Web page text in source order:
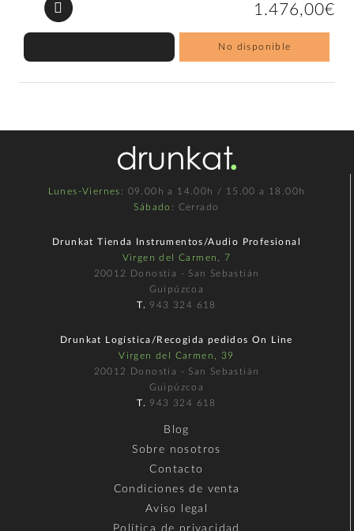
1.476,00€
No disponible
Lunes-Viernes : 09.00h a 14.00h / 15.00 a 18.00h
Sábado : Cerrado
Drunkat Tienda Instrumentos/Audio Profesional
Virgen del Carmen, 7
20012 Donostia - San Sebastián
Guipúzcoa
T. 943 324 618
Drunkat Logística/Recogida pedidos On Line
Virgen del Carmen, 39
20012 Donostia - San Sebastián
Guipúzcoa
T. 943 324 618
Blog
Sobre nosotros
Contacto
Condiciones de venta
Aviso legal
Política de privacidad